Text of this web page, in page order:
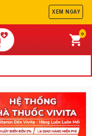
XEM NGAY
0